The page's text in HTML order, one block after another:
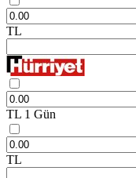
TL
TL 1 Gün
TL